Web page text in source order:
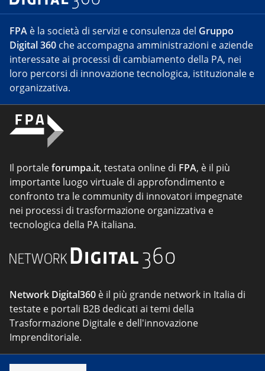
FPA è la società di servizi e consulenza del Gruppo
Digital 360 che accompagna amministrazioni e aziende
interessate ai processi di cambiamento della PA, nei
loro percorsi di innovazione tecnologica, istituzionale e
organizzativa.
Il portaleforumpa.it, testata online di FPA, è il più
importante luogo virtuale di approfondimento e
confronto tra le community di innovatori impegnate
nei processi di trasformazione organizzativa e
tecnologica della PA italiana.
Network Digital360 è il più grande network in Italia di
testate e portali B2B dedicati ai temi della
Trasformazione Digitale e dell'innovazione
Imprenditoriale.